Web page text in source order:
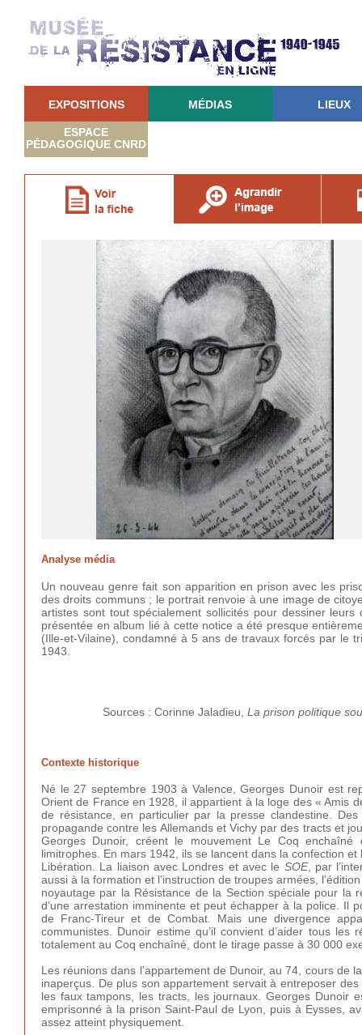
EXPOSITIONS MÉDIAS LIEUX
ESPACE
PÉDAGOGIQUE CNRD
Analyse média
Un nouveau genre fait son apparition en prison avec les
des droits communs ; le portrait renvoie à une image de
artistes sont tout spécialement sollicités pour dessiner
présentée en album lié à cette notice a été presque
(Ille-et-Vilaine), condamné à 5 ans de travaux forcés par le
1943.
Sources : Corinne Jaladieu, La prison politique
Contexte historique
Né le 27 septembre 1903 à Valence, Georges Dunoir est
Orient de France en 1928, il appartient à la loge des « Amis
de résistance, en particulier par la presse clandestine.
propagande contre les Allemands et Vichy par des tracts et
Georges Dunoir, créent le mouvement Le Coq
limitrophes. En mars 1942, ils se lancent dans la confection
Libération. La liaison avec Londres et avec le SOE, par
aussi à la formation et l’instruction de troupes armées,
noyautage par la Résistance de la Section spéciale pour la
d’une arrestation imminente et peut échapper à la police. Il
de Franc-Tireur et de Combat. Mais une divergence
communistes. Dunoir estime qu’il convient d’aider tous
totalement au Coq enchaîné, dont le tirage passe à 30 000
Les réunions dans l’appartement de Dunoir, au 74, cours
inaperçus. De plus son appartement servait à entreposer
les faux tampons, les tracts, les journaux. Georges Dunoir
emprisonné à la prison Saint-Paul de Lyon, puis à Eysses,
assez atteint physiquement.